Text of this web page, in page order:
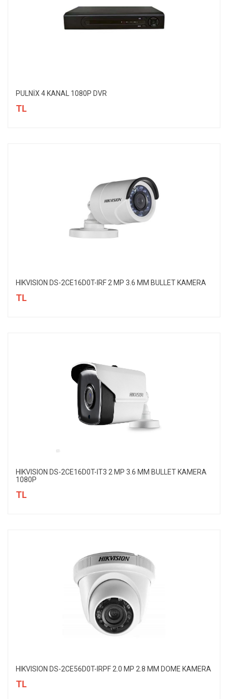
PULNİX 4 KANAL 1080P DVR
TL
HIKVISION DS-2CE16D0T-IRF 2 MP 3.6 MM BULLET KAMERA
TL
HIKVISION DS-2CE16D0T-IT3 2 MP 3.6 MM BULLET KAMERA
1080P
TL
HIKVISION DS-2CE56D0T-IRPF 2.0 MP 2.8 MM DOME KAMERA
TL